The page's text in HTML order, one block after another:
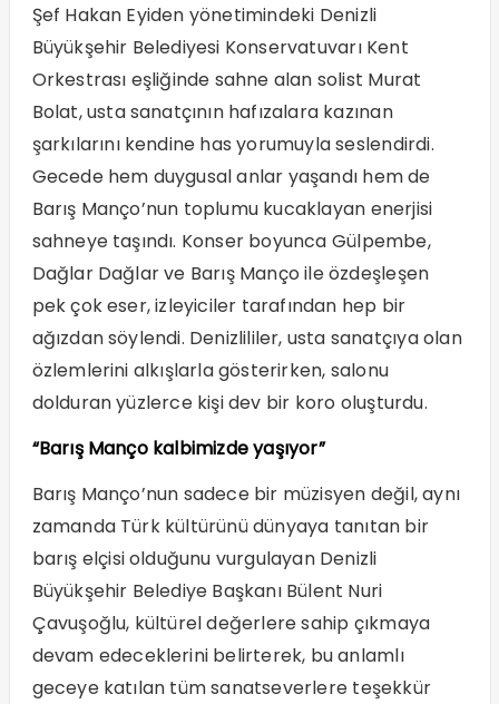
Şef Hakan Eyiden yönetimindeki Denizli
Büyükşehir Belediyesi Konservatuvarı Kent
Orkestrası eşliğinde sahne alan solist Murat
Bolat, usta sanatçının hafızalara kazınan
şarkılarını kendine has yorumuyla seslendirdi.
Gecede hem duygusal anlar yaşandı hem de
Barış Manço’nun toplumu kucaklayan enerjisi
sahneye taşındı. Konser boyunca Gülpembe,
Dağlar Dağlar ve Barış Manço ile özdeşleşen
pek çok eser, izleyiciler tarafından hep bir
ağızdan söylendi. Denizlililer, usta sanatçıya olan
özlemlerini alkışlarla gösterirken, salonu
dolduran yüzlerce kişi dev bir koro oluşturdu.
“Barış Manço kalbimizde yaşıyor”
Barış Manço’nun sadece bir müzisyen değil, aynı
zamanda Türk kültürünü dünyaya tanıtan bir
barış elçisi olduğunu vurgulayan Denizli
Büyükşehir Belediye Başkanı Bülent Nuri
Çavuşoğlu, kültürel değerlere sahip çıkmaya
devam edeceklerini belirterek, bu anlamlı
geceye katılan tüm sanatseverlere teşekkür